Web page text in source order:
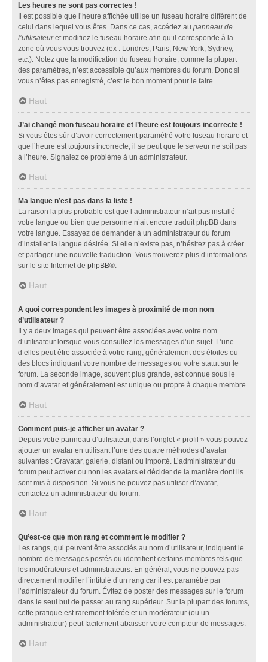
Les heures ne sont pas correctes !
Il est possible que l’heure affichée utilise un fuseau horaire différent de
celui dans lequel vous êtes. Dans ce cas, accédez au panneau de
l’utilisateuret modifiez le fuseau horaire afin qu’il corresponde à la
zone où vous vous trouvez (ex : Londres, Paris, New York, Sydney,
etc.). Notez que la modification du fuseau horaire, comme la plupart
des paramètres, n’est accessible qu’aux membres du forum. Donc si
vous n’êtes pas enregistré, c’est le bon moment pour le faire.
Haut
J’ai changé mon fuseau horaire et l’heure est toujours incorrecte !
Si vous êtes sûr d’avoir correctement paramétré votre fuseau horaire et
que l’heure est toujours incorrecte, il se peut que le serveur ne soit pas
à l’heure. Signalez ce problème à un administrateur.
Haut
Ma langue n’est pas dans la liste !
La raison la plus probable est que l’administrateur n’ait pas installé
votre langue ou bien que personne n’ait encore traduit phpBB dans
votre langue. Essayez de demander à un administrateur du forum
d’installer la langue désirée. Si elle n’existe pas, n’hésitez pas à créer
et partager une nouvelle traduction. Vous trouverez plus d’informations
sur le site Internet de phpBB®.
Haut
A quoi correspondent les images à proximité de mon nom
d’utilisateur ?
Il y a deux images qui peuvent être associées avec votre nom
d’utilisateur lorsque vous consultez les messages d’un sujet. L’une
d’elles peut être associée à votre rang, généralement des étoiles ou
des blocs indiquant votre nombre de messages ou votre statut sur le
forum. La seconde image, souvent plus grande, est connue sous le
nom d’avatar et généralement est unique ou propre à chaque membre.
Haut
Comment puis-je afficher un avatar ?
Depuis votre panneau d’utilisateur, dans l’onglet « profil » vous pouvez
ajouter un avatar en utilisant l’une des quatre méthodes d’avatar
suivantes : Gravatar, galerie, distant ou importé. L’administrateur du
forum peut activer ou non les avatars et décider de la manière dont ils
sont mis à disposition. Si vous ne pouvez pas utiliser d’avatar,
contactez un administrateur du forum.
Haut
Qu’est-ce que mon rang et comment le modifier ?
Les rangs, qui peuvent être associés au nom d’utilisateur, indiquent le
nombre de messages postés ou identifient certains membres tels que
les modérateurs et administrateurs. En général, vous ne pouvez pas
directement modifier l’intitulé d’un rang car il est paramétré par
l’administrateur du forum. Évitez de poster des messages sur le forum
dans le seul but de passer au rang supérieur. Sur la plupart des forums,
cette pratique est rarement tolérée et un modérateur (ou un
administrateur) peut facilement abaisser votre compteur de messages.
Haut